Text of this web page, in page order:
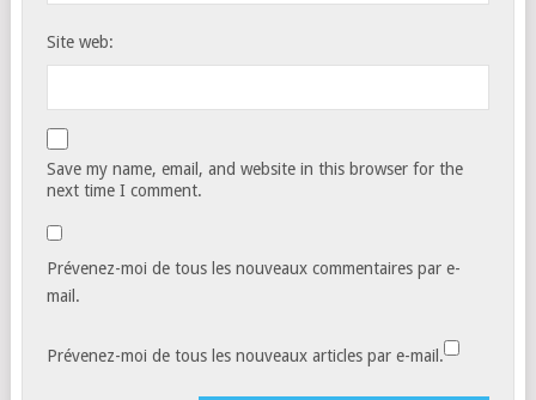
Site web:
Save my name, email, and website in this browser for the
next time I comment.
Prévenez-moi de tous les nouveaux commentaires par e-
mail.
Prévenez-moi de tous les nouveaux articles par e-mail.